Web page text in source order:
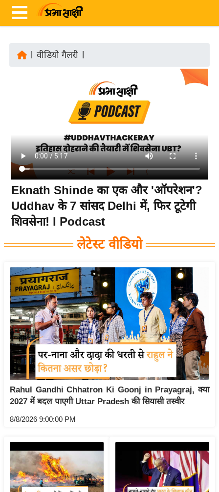
रा
ष्ट्री
य
अं
त
र्रा
ष्ट्री
बि
ने
स
उ
द्यो
ग
ज
ग
त
वि
शे
ष
ज्ञ
य
ब
ज
ट
वीडियो गैलरी
Eknath Shinde का एक और 'ऑपरेशन'?
Uddhav के 7 सांसद Delhi में, फिर टूटेगी
शिवसेना! I Podcast
लेटेस्ट वीडियो
Rahul Gandhi Chhatron Ki Goonj in Prayagraj, क्या
2027 में बदल पाएगी Uttar Pradesh की सियासी तस्वीर
8/8/2026 9:00:00 PM